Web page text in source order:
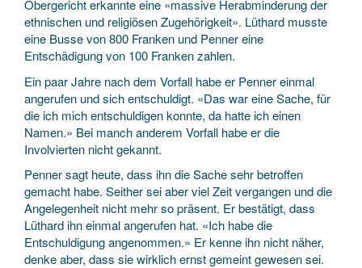
Obergericht erkannte eine «massive Herabminderung der
ethnischen und religiösen Zugehörigkeit». Lüthard musste
eine Busse von 800 Franken und Penner eine
Entschädigung von 100 Franken zahlen.
Ein paar Jahre nach dem Vorfall habe er Penner einmal
angerufen und sich entschuldigt. «Das war eine Sache, für
die ich mich entschuldigen konnte, da hatte ich einen
Namen.» Bei manch anderem Vorfall habe er die
Involvierten nicht gekannt.
Penner sagt heute, dass ihn die Sache sehr betroffen
gemacht habe. Seither sei aber viel Zeit vergangen und die
Angelegenheit nicht mehr so präsent. Er bestätigt, dass
Lüthard ihn einmal angerufen hat. «Ich habe die
Entschuldigung angenommen.» Er kenne ihn nicht näher,
denke aber, dass sie wirklich ernst gemeint gewesen sei.